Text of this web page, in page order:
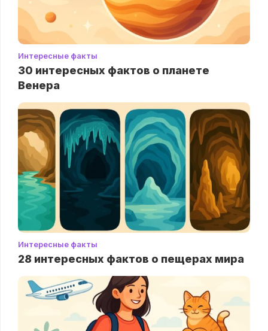
Интересные факты
30 интересных фактов о планете
Венера
Интересные факты
28 интересных фактов о пещерах мира